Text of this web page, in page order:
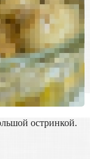
остринкой.